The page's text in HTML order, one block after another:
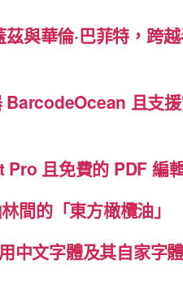
茲與華倫·巴菲特，跨
BarcodeOcean 且支
且免費的 PDF 編
間的「東方橄欖油」
中文字體及其自家字